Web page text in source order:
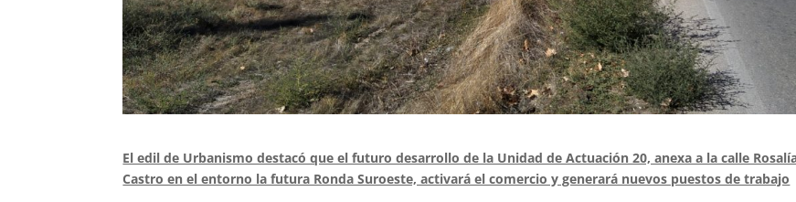
El edil de Urbanismo destacó que el futuro desarrollo de la Unidad de Actuación 20, anexa a la calle
Castro en el entorno la futura Ronda Suroeste, activará el comercio y generará nuevos puestos de trabajo